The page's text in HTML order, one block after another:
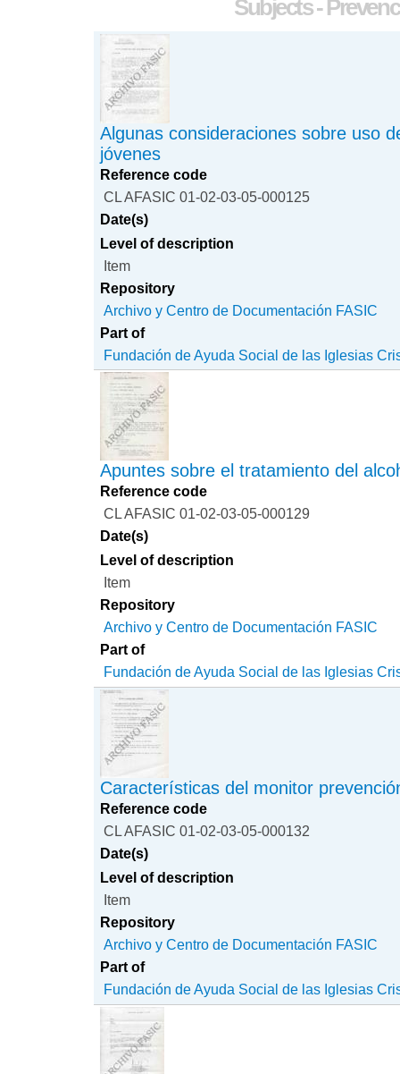
Subjects -
Algunas consideraciones sobre uso
jóvenes
Reference code
CL AFASIC 01-02-03-05-000125
Date(s)
Level of description
Item
Repository
Archivo y Centro de Documentación FASIC
Part of
Fundación de Ayuda Social de las Iglesias
Apuntes sobre el tratamiento del
Reference code
CL AFASIC 01-02-03-05-000129
Date(s)
Level of description
Item
Repository
Archivo y Centro de Documentación FASIC
Part of
Fundación de Ayuda Social de las Iglesias
Características del monitor
Reference code
CL AFASIC 01-02-03-05-000132
Date(s)
Level of description
Item
Repository
Archivo y Centro de Documentación FASIC
Part of
Fundación de Ayuda Social de las Iglesias